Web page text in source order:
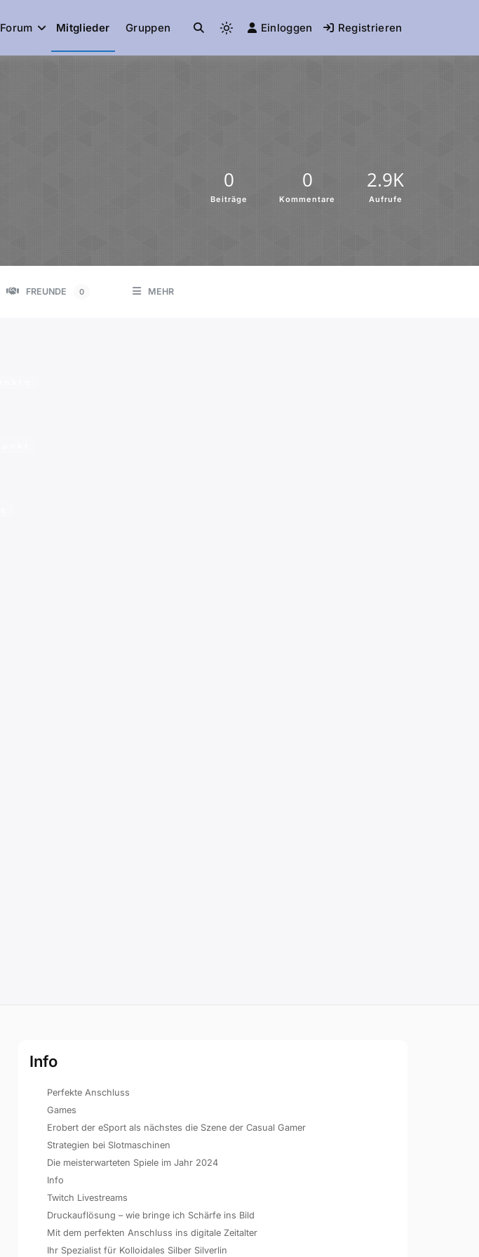
Forum Mitglieder Gruppen Einloggen Registrieren
0
Beiträge
0
Kommentare
2.9K
Aufrufe
FREUNDE 0 MEHR
Info
Perfekte Anschluss
Games
Erobert der eSport als nächstes die Szene der Casual Gamer
Strategien bei Slotmaschinen
Die meisterwarteten Spiele im Jahr 2024
Info
Twitch Livestreams
Druckauflösung – wie bringe ich Schärfe ins Bild
Mit dem perfekten Anschluss ins digitale Zeitalter
Ihr Spezialist für Kolloidales Silber Silverlin